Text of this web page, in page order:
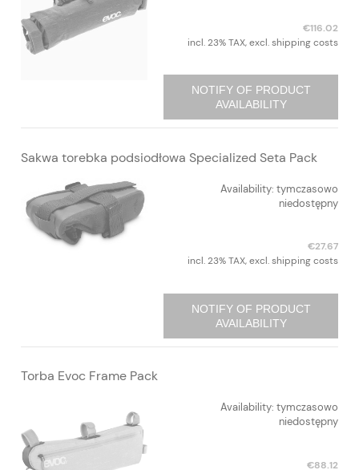
€116.02
incl. 23% TAX, excl. shipping costs
NOTIFY OF PRODUCT
AVAILABILITY
Sakwa torebka podsiodłowa Specialized Seta Pack
Availability: tymczasowo
niedostępny
€27.67
incl. 23% TAX, excl. shipping costs
NOTIFY OF PRODUCT
AVAILABILITY
Torba Evoc Frame Pack
Availability: tymczasowo
niedostępny
€88.12